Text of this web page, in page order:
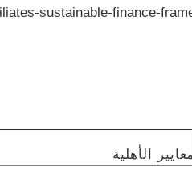
sustainable-finance-
معايير الأهلية